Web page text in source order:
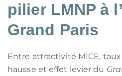
pilier LMNP à
Grand Paris
Entre attractivité MICE,
hausse et effet levier du